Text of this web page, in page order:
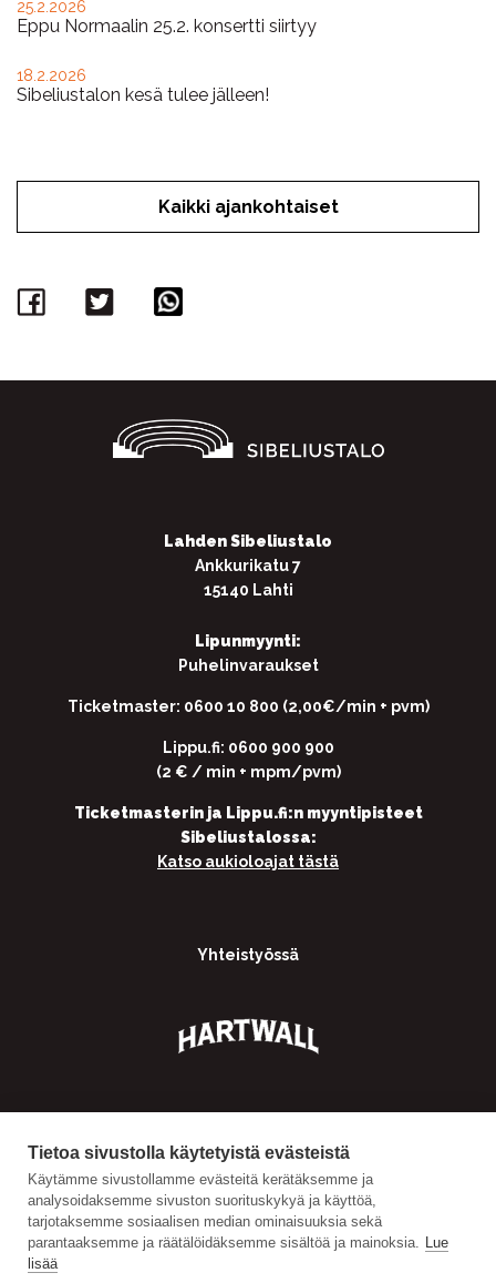
Tietoa sivustolla käytetyistä evästeistä
Käytämme sivustollamme evästeitä kerätäksemme ja
analysoidaksemme sivuston suorituskykyä ja käyttöä,
tarjotaksemme sosiaalisen median ominaisuuksia sekä
parantaaksemme ja räätälöidäksemme sisältöä ja mainoksia. Lue
lisää
25.2.2026
Eppu Normaalin 25.2. konsertti siirtyy
18.2.2026
Sibeliustalon kesä tulee jälleen!
Kaikki ajankohtaiset
Facebook
Twitter
Lahden Sibeliustalo
Ankkurikatu 7
15140 Lahti
Lipunmyynti:
Puhelinvaraukset
Ticketmaster: 0600 10 800 (2,00€/min + pvm)
Lippu.fi: 0600 900 900
(2 € / min + mpm/pvm)
Ticketmasterin ja Lippu.fi:n myyntipisteet
Sibeliustalossa:
Katso aukioloajat tästä
Yhteistyössä